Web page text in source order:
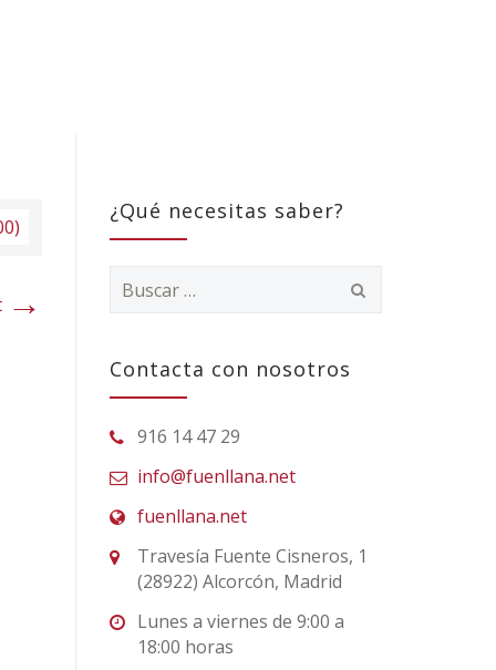
→
¿Qué necesitas saber?
Contacta con nosotros
916 14 47 29
info@fuenllana.net
fuenllana.net
Travesía Fuente Cisneros, 1
(28922) Alcorcón, Madrid
Lunes a viernes de 9:00 a
18:00 horas